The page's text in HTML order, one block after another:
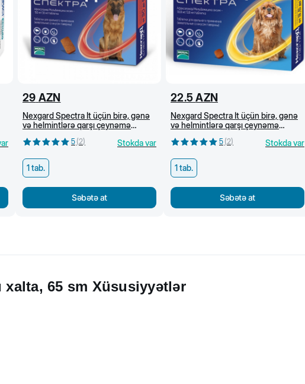
29 AZN
Nexgard Spectra İt üçün birə, gənə
və helmintlərə qarşı çeynəmə
5 (2) Stokda var
1 tab.
Səbətə at
22.5 AZN
Nexgard Spectra İt üçün birə, gənə
və helmintlərə qarşı çeynəmə
5 (2) Stokda var
1 tab.
Səbətə at
xalta, 65 sm Xüsusiyyətlər